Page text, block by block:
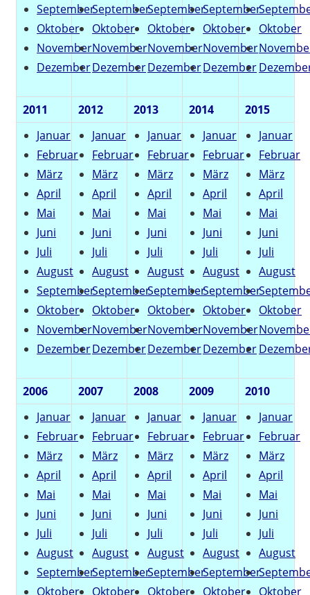
September
Oktober
November
Dezember
September
Oktober
November
Dezember
September
Oktober
November
Dezember
September
Oktober
November
Dezember
Oktober
2011 2012 2013 2014
2015
Januar
Februar
März
April
Mai
Juni
Juli
August
September
Oktober
November
Dezember
Januar
Februar
März
April
Mai
Juni
Juli
August
September
Oktober
November
Dezember
Januar
Februar
März
April
Mai
Juni
Juli
August
September
Oktober
November
Dezember
Januar
Februar
März
April
Mai
Juni
Juli
August
September
Oktober
November
Dezember
Januar
Februar
März
April
Mai
Juni
Juli
August
Oktober
2006 2007 2008 2009
2010
Januar
Februar
März
April
Mai
Juni
Juli
August
September
Oktober
Januar
Februar
März
April
Mai
Juni
Juli
August
September
Oktober
Januar
Februar
März
April
Mai
Juni
Juli
August
September
Oktober
Januar
Februar
März
April
Mai
Juni
Juli
August
September
Oktober
Januar
Februar
März
April
Mai
Juni
Juli
August
Oktober